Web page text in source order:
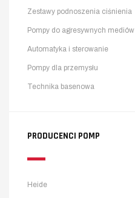
Zestawy podnoszenia ciśnienia
Pompy do agresywnych mediów
Automatyka i sterowanie
Pompy dla przemysłu
Technika basenowa
PRODUCENCI POMP
Heide